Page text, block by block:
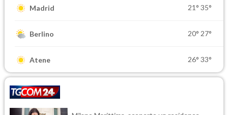
Madrid 21° 35°
Berlino 20° 27°
Atene 26° 33°